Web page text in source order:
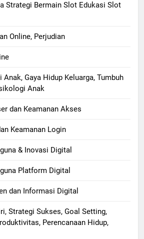
Strategi Bermain Slot Edukasi Slot
Online, Perjudian
Anak, Gaya Hidup Keluarga, Tumbuh
Anak
dan Keamanan Akses
Keamanan Login
& Inovasi Digital
Platform Digital
dan Informasi Digital
Strategi Sukses, Goal Setting,
Perencanaan Hidup,